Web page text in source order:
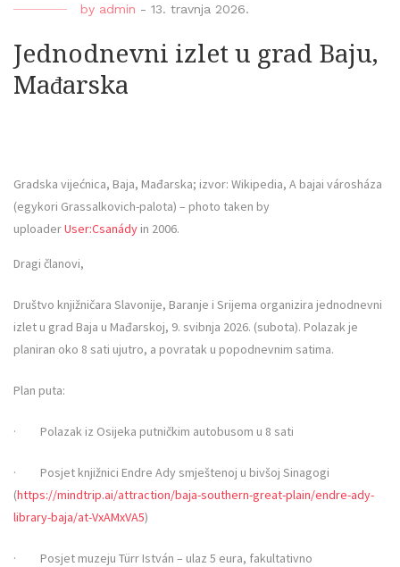
by admin - 13. travnja 2026.
Jednodnevni izlet u grad Baju,
Mađarska
Gradska vijećnica, Baja, Mađarska; izvor: Wikipedia, A bajai városháza
(egykori Grassalkovich-palota) – photo taken by
uploaderUser:Csanády in 2006.
Dragi članovi,
Društvo knjižničara Slavonije, Baranje i Srijema organizira jednodnevni
izlet u grad Baja u Mađarskoj, 9. svibnja 2026. (subota). Polazak je
planiran oko 8 sati ujutro, a povratak u popodnevnim satima.
Plan puta:
· Polazak iz Osijeka putničkim autobusom u 8 sati
· Posjet knjižnici Endre Ady smještenoj u bivšoj Sinagogi
(https://mindtrip.ai/attraction/baja-southern-great-plain/endre-ady-
library-baja/at-VxAMxVA5)
· Posjet muzeju Türr István – ulaz 5 eura, fakultativno